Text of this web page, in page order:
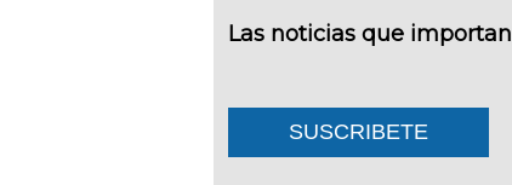
Las noticias que importan
SUSCRIBETE